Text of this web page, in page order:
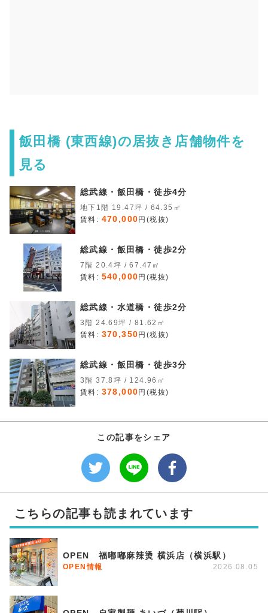
飯田橋 (東西線)の居抜き店舗物件を
見る
総武線・飯田橋・徒歩4分
地下1階 19.47坪 / 64.35㎡
賃料: 470,000円(税抜)
総武線・飯田橋・徒歩2分
7階 20.4坪 / 67.47㎡
賃料: 540,000円(税抜)
総武線・水道橋・徒歩2分
3階 24.69坪 / 81.62㎡
賃料: 370,350円(税抜)
総武線・飯田橋・徒歩3分
3階 37.8坪 / 124.96㎡
賃料: 378,000円(税抜)
この記事をシェア
こちらの記事も読まれています
OPEN 福嘟嘟麻辣烫 横浜店（横浜駅）
OPEN情報 2026.08.05